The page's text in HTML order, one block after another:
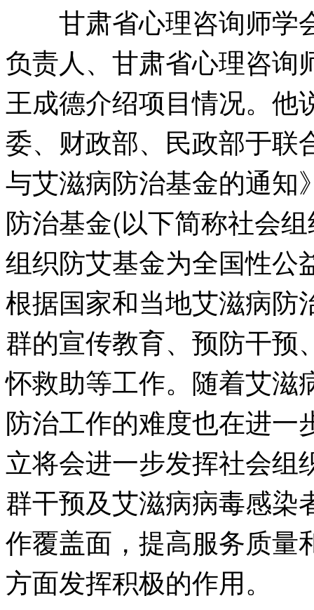
甘肃省心理咨询师学
负责人、甘肃省心理咨询
王成德介绍项目情况。他
委、财政部、民政部于联
与艾滋病防治基金的通知
防治基金(以下简称社会
组织防艾基金为全国性公
根据国家和当地艾滋病防
群的宣传教育、预防干预
怀救助等工作。随着艾滋
防治工作的难度也在进一
立将会进一步发挥社会组
群干预及艾滋病病毒感染
作覆盖面，提高服务质量
方面发挥积极的作用。